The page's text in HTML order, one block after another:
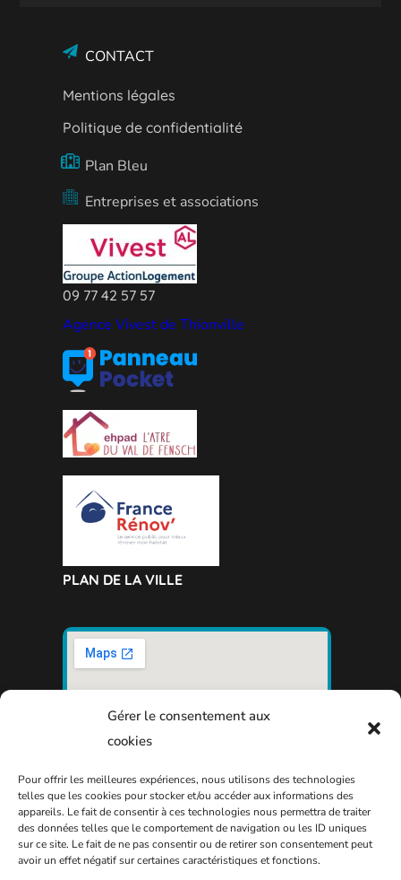
Gérer le consentement aux
cookies
Pour offrir les meilleures expériences, nous utilisons des technologies
telles que les cookies pour stocker et/ou accéder aux informations des
appareils. Le fait de consentir à ces technologies nous permettra de traiter
des données telles que le comportement de navigation ou les ID uniques
sur ce site. Le fait de ne pas consentir ou de retirer son consentement peut
avoir un effet négatif sur certaines caractéristiques et fonctions.
CONTACT
Mentions légales
Politique de confidentialité
Plan Bleu
Entreprises et associations
09 77 42 57 57
Agence Vivest de Thionville
PLAN DE LA VILLE